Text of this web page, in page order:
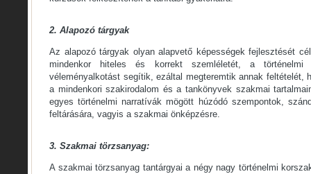
2. Alapozó tárgyak
Az alapozó tárgyak olyan alapvető képességek fejlesztését
mindenkor hiteles és korrekt szemléletét, a történelmi
véleményalkotást segítik, ezáltal megteremtik annak feltételét,
a mindenkori szakirodalom és a tankönyvek szakmai
egyes történelmi narratívák mögött húzódó szempontok,
feltárására, vagyis a szakmai önképzésre.
3. Szakmai törzsanyag:
A szakmai törzsanyag tantárgyai a négy nagy történelmi